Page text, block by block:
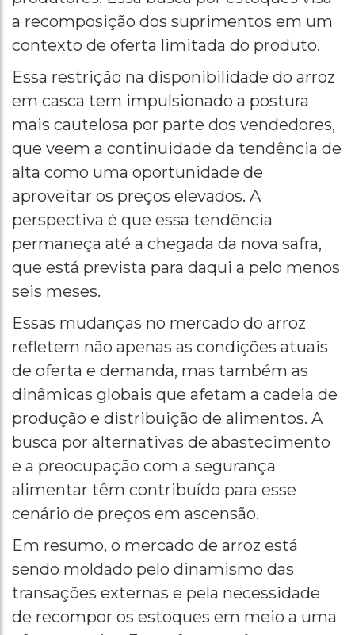
a recomposição dos suprimentos em um
contexto de oferta limitada do produto.
Essa restrição na disponibilidade do arroz
em casca tem impulsionado a postura
mais cautelosa por parte dos vendedores,
que veem a continuidade da tendência de
alta como uma oportunidade de
aproveitar os preços elevados. A
perspectiva é que essa tendência
permaneça até a chegada da nova safra,
que está prevista para daqui a pelo menos
seis meses.
Essas mudanças no mercado do arroz
refletem não apenas as condições atuais
de oferta e demanda, mas também as
dinâmicas globais que afetam a cadeia de
produção e distribuição de alimentos. A
busca por alternativas de abastecimento
e a preocupação com a segurança
alimentar têm contribuído para esse
cenário de preços em ascensão.
Em resumo, o mercado de arroz está
sendo moldado pelo dinamismo das
transações externas e pela necessidade
de recompor os estoques em meio a uma